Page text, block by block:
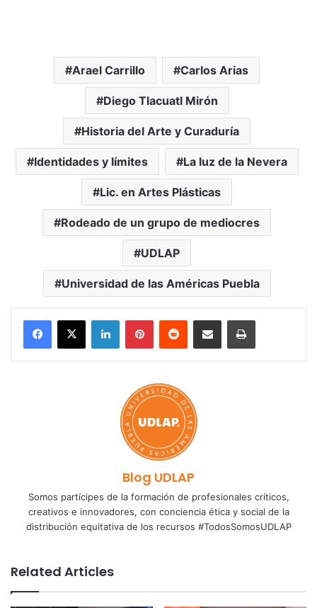
Arael Carrillo Carlos Arias
Diego Tlacuatl Mirón
Historia del Arte y Curaduría
Identidades y límites La luz de la Nevera
Lic. en Artes Plásticas
Rodeado de un grupo de mediocres
UDLAP
Universidad de las Américas Puebla
LinkedInPinterestReddit Share via Email Print
Blog UDLAP
Somos partícipes de la formación de profesionales críticos,
creativos e innovadores, con conciencia ética y social de la
distribución equitativa de los recursos #TodosSomosUDLAP
Related Articles